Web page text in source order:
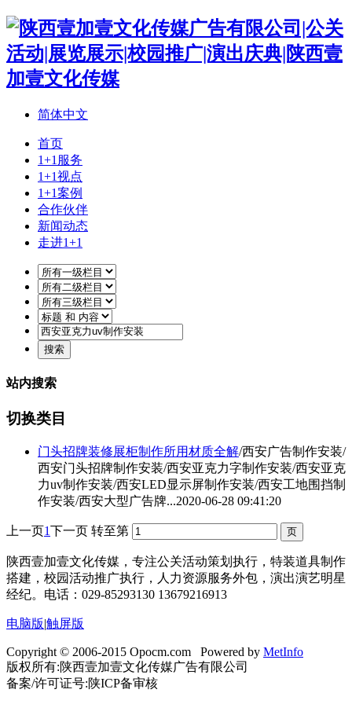
简体中文
首页
1+1服务
1+1视点
1+1案例
合作伙伴
新闻动态
走进1+1
站内搜索
切换类目
门头招牌装修展柜制作所用材质全解/西安广告制作安装/
西安门头招牌制作安装/西安亚克力字制作安装/西安亚克
力uv制作安装/西安LED显示屏制作安装/西安工地围挡制
作安装/西安大型广告牌...2020-06-28 09:41:20
上一页1下一页 转至第
陕西壹加壹文化传媒，专注公关活动策划执行，特装道具制作
搭建，校园活动推广执行，人力资源服务外包，演出演艺明星
经纪。电话：029-85293130 13679216913
电脑版|触屏版
Copyright © 2006-2015 Opocm.com Powered by MetInfo
版权所有:陕西壹加壹文化传媒广告有限公司
备案/许可证号:陕ICP备审核